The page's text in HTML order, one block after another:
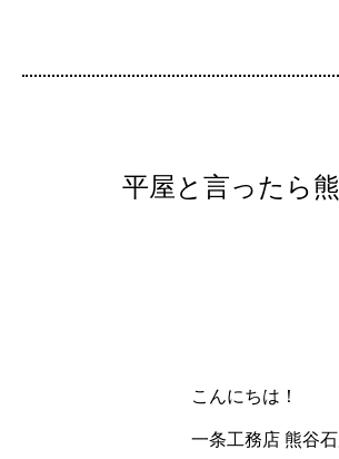
平屋と言ったら
こんにちは！
一条工務店 熊谷石